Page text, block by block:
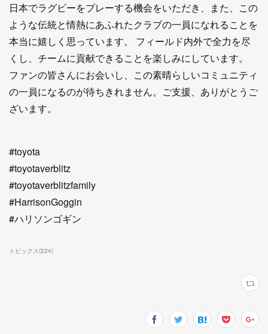
日本でラグビーをプレーする機会をいただき、また、この
ような伝統と情熱にあふれたクラブの一員になれることを
本当に嬉しく思っています。 フィールド内外で全力を尽
くし、チームに貢献できることを楽しみにしています。
ファンの皆さんにお会いし、この素晴らしいコミュニティ
の一員になるのが待ちきれません。ご支援、ありがとうご
ざいます。
#toyota
#toyotaverblitz
#toyotaverblitzfamily
#HarrisonGoggin
#ハリソンゴギン
トピックス(224)